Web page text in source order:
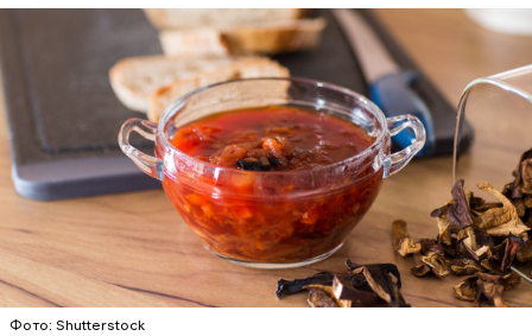
Фото: Shutterstock
Баклажаны с овощами
ПРАВОСЛАВИЕ ЕДА РЕЦЕПТЫ
Читайте также:Синоптик предупредил о переносе
купального сезона в Москве и Подмосковье